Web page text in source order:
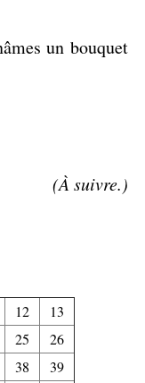
un bouquet
(À suivre.)
12
13
25
26
38
39